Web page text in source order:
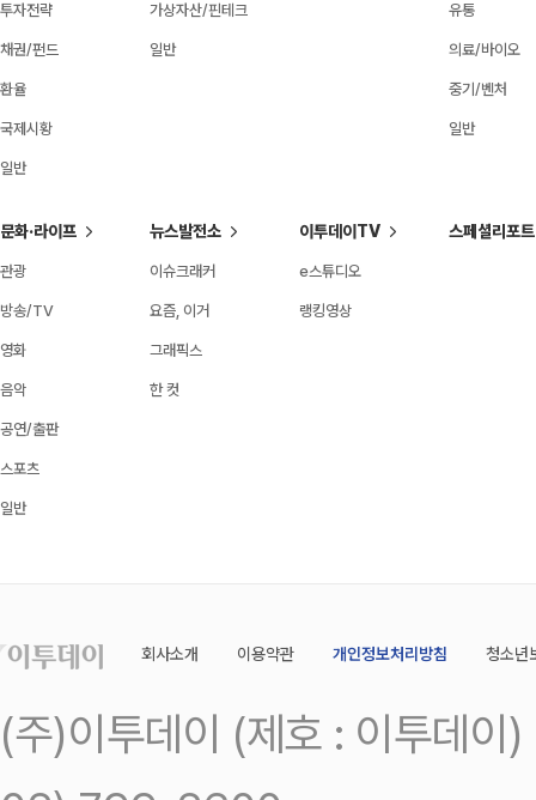
투자전략
채권/펀드
환율
국제시황
일반
가상자산/핀테크
일반
유통
의료/바이오
중기/벤처
일반
문화·라이프
관광
방송/TV
영화
음악
공연/출판
스포츠
일반
뉴스발전소
이슈크래커
요즘, 이거
그래픽스
한 컷
이투데이TV
e스튜디오
랭킹영상
스페셜리포트
회사소개 이용약관 개인정보처리방침 청소년
(주)이투데이 (제호 : 이투데